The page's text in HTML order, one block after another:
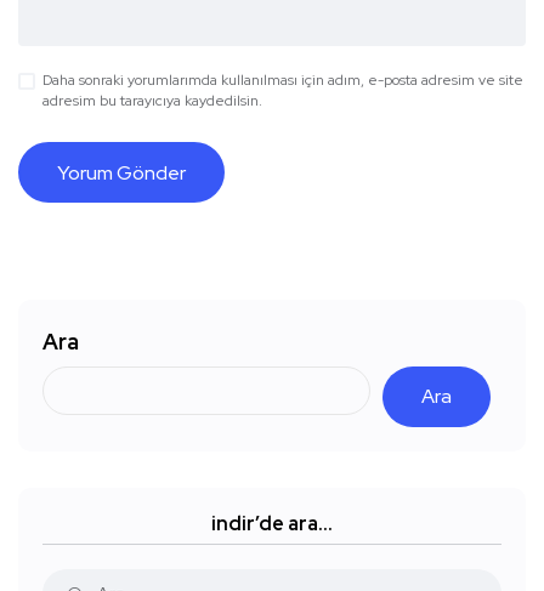
Daha sonraki yorumlarımda kullanılması için adım, e-posta adresim ve site
adresim bu tarayıcıya kaydedilsin.
Ara
Ara
indir’de ara…